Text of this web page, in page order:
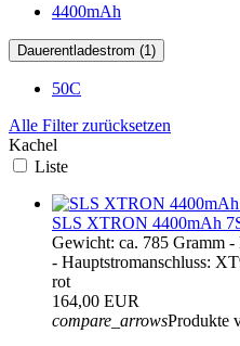
4400mAh
Dauerentladestrom (1)
50C
Alle Filter zurücksetzen
Kachel
Liste
SLS XTRON 4400mAh
Gewicht: ca. 785 Gramm
- Hauptstromanschluss:
rot
164,00 EUR
compare_arrowsProdukte